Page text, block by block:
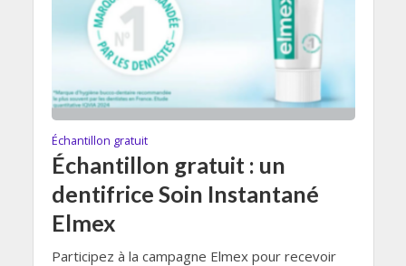
Échantillon gratuit
Échantillon gratuit : un
dentifrice Soin Instantané
Elmex
Participez à la campagne Elmex pour recevoir